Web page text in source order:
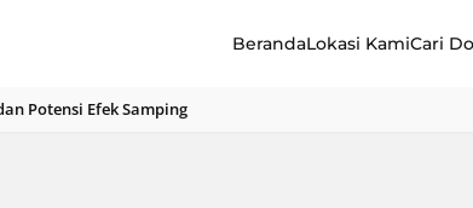
BerandaLokasi KamiCari
Potensi Efek Samping